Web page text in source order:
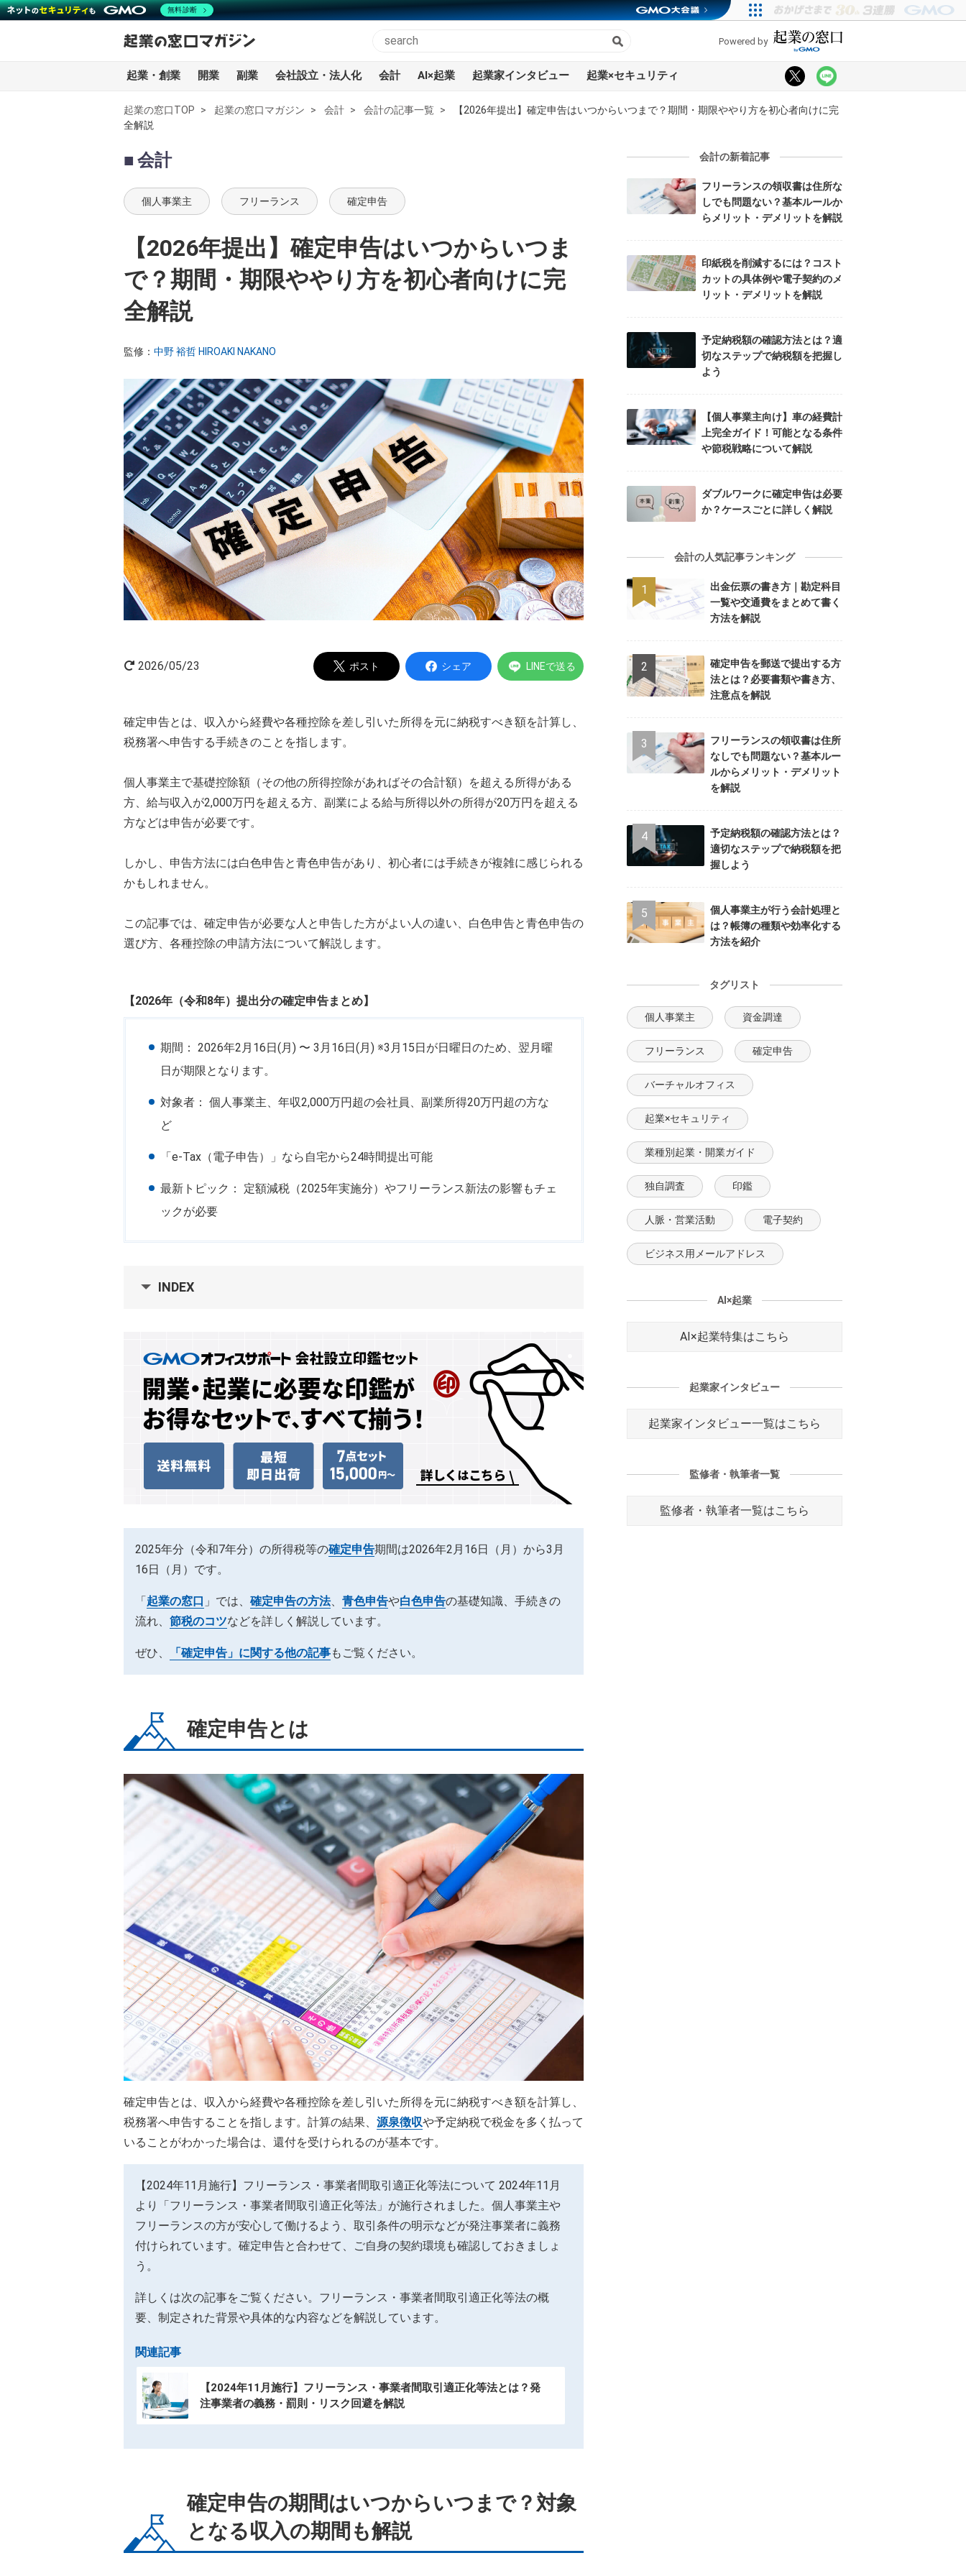
Powered by
起業・創業 開業 副業 会社設立・法人化 会計 AI×起業 起業家インタビュー 起業×セキュリティ
会社設立・法人化
起業家インタビュー
Powered by
起業の窓口TOP 起業の窓口マガジン 会計 会計の記事一覧
【2026年提出】確定申告はいつからいつまで？期間・期限ややり方を初心者向けに完
全解説
会計
個人事業主 フリーランス 確定申告
【2026年提出】確定申告はいつからいつま
で？期間・期限ややり方を初心者向けに完
全解説
監修： 中野 裕哲 HIROAKI NAKANO
2026/05/23 ポスト シェア LINEで送る
確定申告とは、収入から経費や各種控除を差し引いた所得を元に納税すべき額を計算し、
税務署へ申告する手続きのことを指します。
個人事業主で基礎控除額（その他の所得控除があればその合計額）を超える所得がある
方、給与収入が2,000万円を超える方、副業による給与所得以外の所得が20万円を超える
方などは申告が必要です。
しかし、申告方法には白色申告と青色申告があり、初心者には手続きが複雑に感じられる
かもしれません。
この記事では、確定申告が必要な人と申告した方がよい人の違い、白色申告と青色申告の
選び方、各種控除の申請方法について解説します。
【2026年（令和8年）提出分の確定申告まとめ】
期間： 2026年2月16日(月) 〜 3月16日(月) ※3月15日が日曜日のため、翌月曜
日が期限となります。
対象者： 個人事業主、年収2,000万円超の会社員、副業所得20万円超の方な
ど
「e-Tax（電子申告）」なら自宅から24時間提出可能
最新トピック： 定額減税（2025年実施分）やフリーランス新法の影響もチェ
ックが必要
INDEX
2025年分（令和7年分）の所得税等の確定申告期間は2026年2月16日（月）から3月
16日（月）です。
「起業の窓口 」では、 確定申告の方法、 青色申告や白色申告の基礎知識、手続きの
流れ、 節税のコツなどを詳しく解説しています。
ぜひ、 「確定申告」に関する他の記事もご覧ください。
確定申告とは
確定申告とは、収入から経費や各種控除を差し引いた所得を元に納税すべき額を計算し、
税務署へ申告することを指します。計算の結果、 源泉徴収や予定納税で税金を多く払って
いることがわかった場合は、還付を受けられるのが基本です。
【2024年11月施行】フリーランス・事業者間取引適正化等法について 2024年11月
より「フリーランス・事業者間取引適正化等法」が施行されました。個人事業主や
フリーランスの方が安心して働けるよう、取引条件の明示などが発注事業者に義務
付けられています。確定申告と合わせて、ご自身の契約環境も確認しておきましょ
う。
詳しくは次の記事をご覧ください。フリーランス・事業者間取引適正化等法の概
要、制定された背景や具体的な内容などを解説しています。
関連記事
【2024年11月施行】フリーランス・事業者間取引適正化等法とは？発
注事業者の義務・罰則・リスク回避を解説
確定申告の期間はいつからいつまで？対象
となる収入の期間も解説
会計の新着記事
フリーランスの領収書は住所な
しでも問題ない？基本ルールか
らメリット・デメリットを解説
印紙税を削減するには？コスト
カットの具体例や電子契約のメ
リット・デメリットを解説
予定納税額の確認方法とは？適
切なステップで納税額を把握し
よう
【個人事業主向け】車の経費計
上完全ガイド！可能となる条件
や節税戦略について解説
ダブルワークに確定申告は必要
か？ケースごとに詳しく解説
会計の人気記事ランキング
出金伝票の書き方｜勘定科目
一覧や交通費をまとめて書く
方法を解説
確定申告を郵送で提出する方
法とは？必要書類や書き方、
注意点を解説
フリーランスの領収書は住所
なしでも問題ない？基本ルー
ルからメリット・デメリット
を解説
予定納税額の確認方法とは？
適切なステップで納税額を把
握しよう
個人事業主が行う会計処理と
は？帳簿の種類や効率化する
方法を紹介
タグリスト
個人事業主 資金調達
フリーランス 確定申告
バーチャルオフィス
起業×セキュリティ
業種別起業・開業ガイド
独自調査 印鑑
人脈・営業活動 電子契約
ビジネス用メールアドレス
AI×起業
AI×起業特集はこちら
起業家インタビュー
起業家インタビュー一覧はこちら
監修者・執筆者一覧
監修者・執筆者一覧はこちら
無料診断